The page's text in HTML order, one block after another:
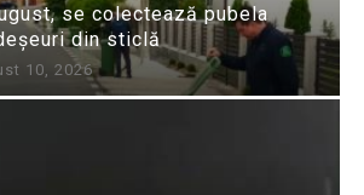
se colectează pubela
din sticlă
10, 2026